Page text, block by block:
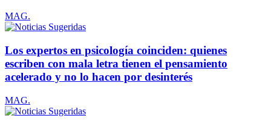
MAG.
Los expertos en psicología coinciden: quienes
escriben con mala letra tienen el pensamiento
acelerado y no lo hacen por desinterés
MAG.